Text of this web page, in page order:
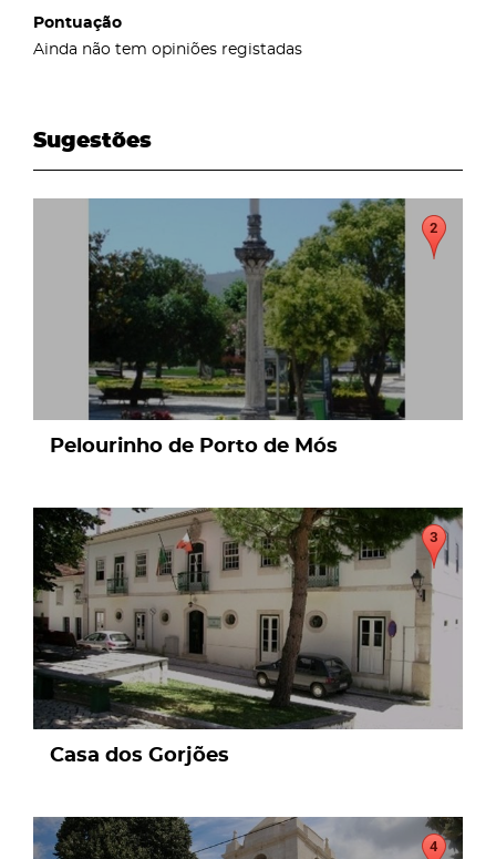
Pontuação
Ainda não tem opiniões registadas
Sugestões
Pelourinho de Porto de Mós
page
Casa dos Gorjões
page